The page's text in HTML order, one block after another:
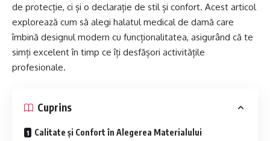
de protecție, ci și o declarație de stil și confort. Acest articol
explorează cum să alegi halatul medical de damă care
îmbină designul modern cu funcționalitatea, asigurând că te
simți excelent în timp ce îți desfășori activitățile
profesionale.
Cuprins
Calitate și Confort în Alegerea Materialului